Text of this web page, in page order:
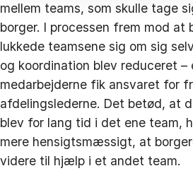
mellem teams, som skulle tage
borger. I processen frem mod at
lukkede teamsene sig om sig
og koordination blev reduceret –
medarbejderne fik ansvaret for
afdelingslederne. Det betød, at
blev for lang tid i det ene team,
mere hensigtsmæssigt, at
videre til hjælp i et andet team.